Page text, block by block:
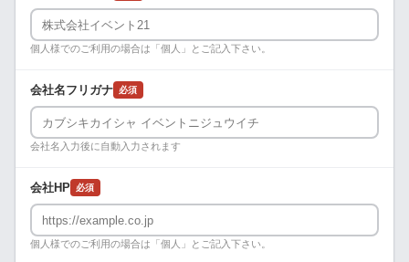
個人様でのご利用の場合は「個人」とご記入下さい。
会社名フリガナ 必須
会社名入力後に自動入力されます
会社HP 必須
個人様でのご利用の場合は「個人」とご記入下さい。